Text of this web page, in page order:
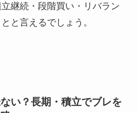
継続・段階買い・リバラン
と言えるでしょう。
い？長期・積立でブレを